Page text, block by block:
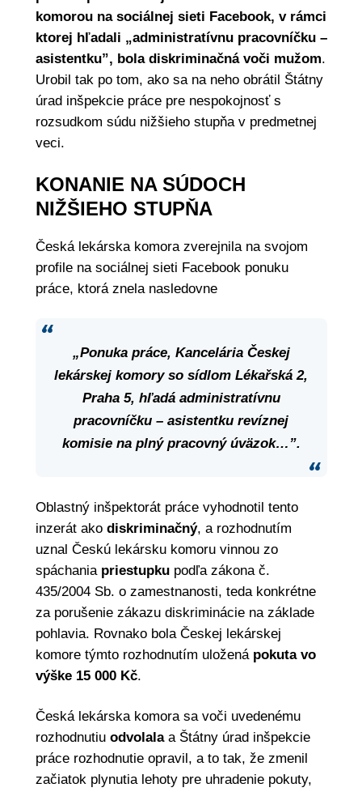
komorou na sociálnej sieti Facebook, v rámci
ktorej hľadali „administratívnu pracovníčku –
asistentku”, bola diskriminačná voči mužom.
Urobil tak po tom, ako sa na neho obrátil Štátny
úrad inšpekcie práce pre nespokojnosť s
rozsudkom súdu nižšieho stupňa v predmetnej
veci.
KONANIE NA SÚDOCH
NIŽŠIEHO STUPŇA
Česká lekárska komora zverejnila na svojom
profile na sociálnej sieti Facebook ponuku
práce, ktorá znela nasledovne
„Ponuka práce, Kancelária Českej
lekárskej komory so sídlom Lékařská 2,
Praha 5, hľadá administratívnu
pracovníčku – asistentku revíznej
komisie na plný pracovný úväzok…”.
Oblastný inšpektorát práce vyhodnotil tento
inzerát ako diskriminačný, a rozhodnutím
uznal Českú lekársku komoru vinnou zo
spáchania priestupkupodľa zákona č.
435/2004 Sb. o zamestnanosti, teda konkrétne
za porušenie zákazu diskriminácie na základe
pohlavia. Rovnako bola Českej lekárskej
komore týmto rozhodnutím uloženápokuta vo
výške 15 000 Kč.
Česká lekárska komora sa voči uvedenému
rozhodnutiu odvolalaa Štátny úrad inšpekcie
práce rozhodnutie opravil, a to tak, že zmenil
začiatok plynutia lehoty pre uhradenie pokuty,